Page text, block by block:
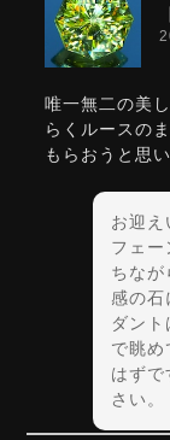
唯一無二の美
らくルースの
もらおうと思
お迎え
フェ
ちな
感の石
ダン
で眺め
はず
さい。